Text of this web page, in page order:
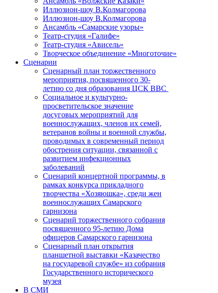
Иллюзион-шоу В.Колмагорова
Иллюзион-шоу В.Колмагорова
Ансамбль «Самарские узоры»
Театр-студия «Галифе»
Театр-студия «Ависель»
Творческое объединение «Многоточие»
Сценарии
Сценарный план торжественного
мероприятия, посвященного 30-
летию со дня образования ЦСК ВВС
Социальное и культурно-
просветительское значение
досуговых мероприятий для
военнослужащих, членов их семей,
ветеранов войны и военной службы,
проводимых в современный период
обострения ситуации, связанной с
развитием инфекционных
заболеваний
Сценарий концертной программы, в
рамках конкурса прикладного
творчества «Хозяюшка», среди жен
военнослужащих Самарского
гарнизона
Сценарий торжественного собрания
посвященного 95-летию Дома
офицеров Самарского гарнизона
Сценарный план открытия
планшетной выставки «Казачество
на государевой службе» из собрания
Государственного исторического
музея
В СМИ